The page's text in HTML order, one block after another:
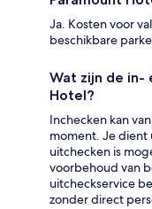
Ja. Kosten voor
beschikbare
Wat zijn de in-
Hotel?
Inchecken kan
moment. Je dient
uitchecken is
voorbehoud van
uitcheckservice
zonder direct